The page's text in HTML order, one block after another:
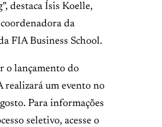
destaca Ísis Koelle,
da
FIA Business School.
o lançamento do
realizará um evento no
Para informações
seletivo, acesse o